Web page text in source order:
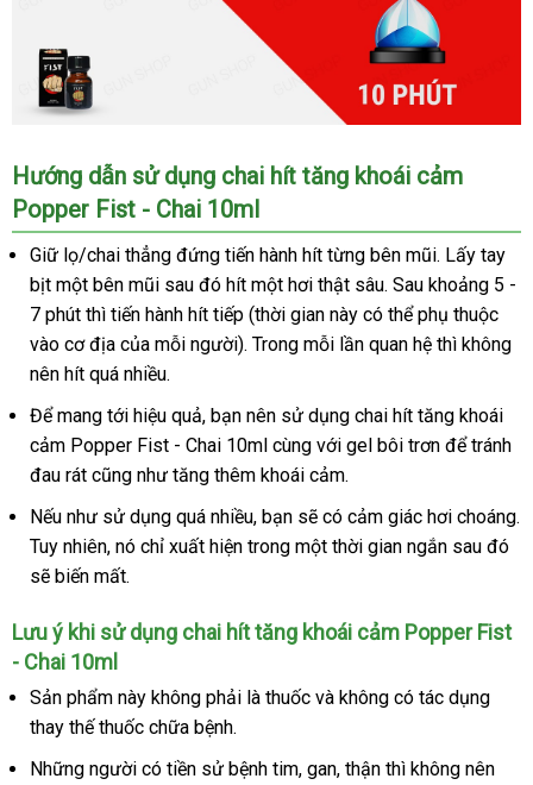
Hướng dẫn sử dụng chai hít tăng khoái cảm
Popper Fist - Chai 10ml
Giữ lọ/chai thẳng đứng tiến hành hít từng bên mũi. Lấy tay
bịt một bên mũi sau đó hít một hơi thật sâu. Sau khoảng 5 -
7 phút thì tiến hành hít tiếp (thời gian này có thể phụ thuộc
vào cơ địa của mỗi người). Trong mỗi lần quan hệ thì không
nên hít quá nhiều.
Để mang tới hiệu quả, bạn nên sử dụng chai hít tăng khoái
cảm Popper Fist - Chai 10ml cùng với gel bôi trơn để tránh
đau rát cũng như tăng thêm khoái cảm.
Nếu như sử dụng quá nhiều, bạn sẽ có cảm giác hơi choáng.
Tuy nhiên, nó chỉ xuất hiện trong một thời gian ngắn sau đó
sẽ biến mất.
Lưu ý khi sử dụng chai hít tăng khoái cảm Popper Fist
- Chai 10ml
Sản phẩm này không phải là thuốc và không có tác dụng
thay thế thuốc chữa bệnh.
Những người có tiền sử bệnh tim, gan, thận thì không nên